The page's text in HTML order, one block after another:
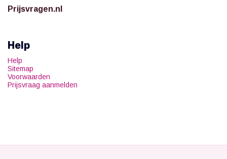
Prijsvragen.nl
Help
Help
Sitemap
Voorwaarden
Prijsvraag aanmelden